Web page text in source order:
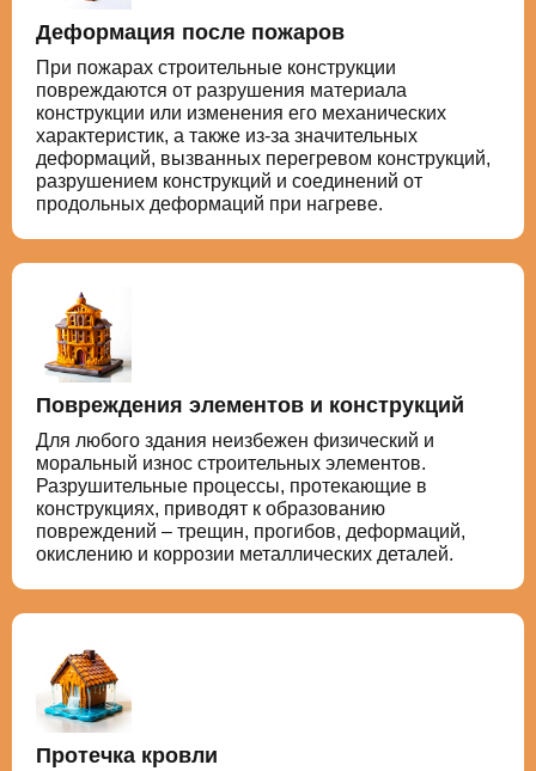
Деформация после пожаров
При пожарах строительные конструкции
повреждаются от разрушения материала
конструкции или изменения его механических
характеристик, а также из-за значительных
деформаций, вызванных перегревом конструкций,
разрушением конструкций и соединений от
продольных деформаций при нагреве.
Повреждения элементов и конструкций
Для любого здания неизбежен физический и
моральный износ строительных элементов.
Разрушительные процессы, протекающие в
конструкциях, приводят к образованию
повреждений – трещин, прогибов, деформаций,
окислению и коррозии металлических деталей.
Протечка кровли